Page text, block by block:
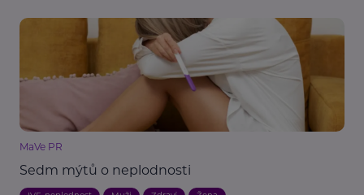
MaVe PR
Sedm mýtů o neplodnosti